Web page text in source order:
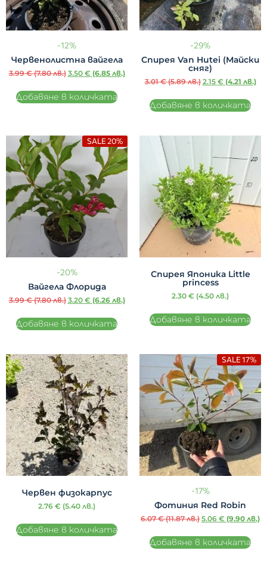
-12%
Червенолистна вайгела
3.99€ (7.80 лв.) 3.50 € (6.85 лв.)
Добавяне в количката
-29%
Спирея Van Hutei (Майски
сняг)
3.01€ (5.89 лв.) 2.15 € (4.21 лв.)
Добавяне в количката
-20%
Вайгела Флорида
SALE 20%
3.99€ (7.80 лв.) 3.20 € (6.26 лв.)
Добавяне в количката
Спирея Японика Little
princess
2.30 € (4.50 лв.)
Добавяне в количката
Червен физокарпус
2.76 € (5.40 лв.)
Добавяне в количката
-17%
Фотиния Red Robin
SALE 17%
6.07€ (11.87 лв.) 5.06 € (9.90 лв.)
Добавяне в количката